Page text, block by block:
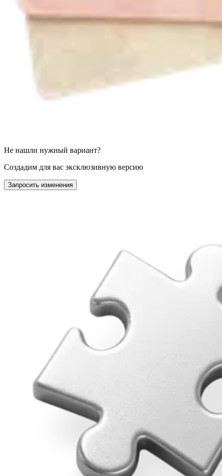
Не нашли нужный вариант?
Создадим для вас эксклюзивную версию
Запросить изменения